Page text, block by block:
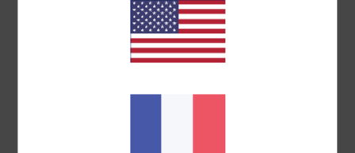
92% polyamide recyclé, 8% élasthanne
taille basse
liens à nouer